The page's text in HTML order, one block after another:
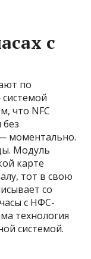
с
по
что NFC
без
моментально.
Модуль
карте
тот в свою
со
с НФС-
технология
системой.